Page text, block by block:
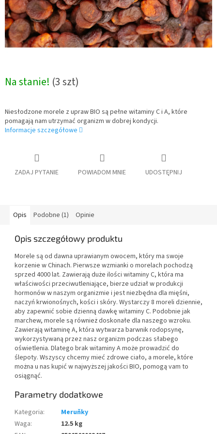
Na stanie! (3 szt)
Niesłodzone morele z upraw BIO są pełne witaminy C i A, które
pomagają nam utrzymać organizm w dobrej kondycji.
Informacje szczegółowe
ZADAJ PYTANIE POWIADOM MNIE UDOSTĘPNIJ
Opis Podobne (1) Opinie
Opis szczegółowy produktu
Morele są od dawna uprawianym owocem, który ma swoje
korzenie w Chinach. Pierwsze wzmianki o morelach pochodzą
sprzed 4000 lat. Zawierają duże ilości witaminy C, która ma
właściwości przeciwutleniające, bierze udział w produkcji
hormonów w naszym organizmie i jest niezbędna dla mięśni,
naczyń krwionośnych, kości i skóry. Wystarczy 8 moreli dziennie,
aby zapewnić sobie dzienną dawkę witaminy C. Podobnie jak
marchew, morele są również doskonałe dla naszego wzroku.
Zawierają witaminę A, która wytwarza barwnik rodopsynę,
wykorzystywaną przez nasz organizm podczas słabego
oświetlenia. Dlatego brak witaminy A może prowadzić do
ślepoty. Wszyscy chcemy mieć zdrowe ciało, a morele, które
można u nas kupić w najwyższej jakości BIO, pomogą vam to
osiągnąć.
Parametry dodatkowe
Kategoria:
Meruňky
Waga:
12.5 kg